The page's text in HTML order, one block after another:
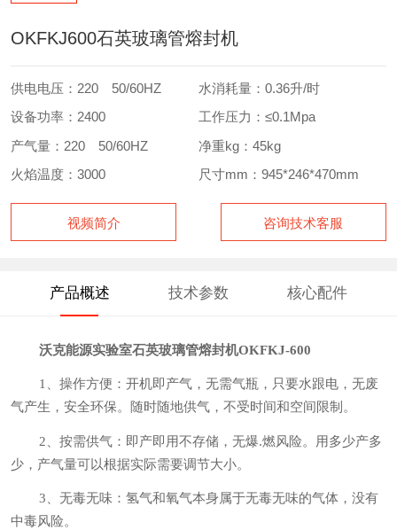
OKFKJ600石英玻璃管熔封机
供电电压： 220 50/60HZ 水消耗量： 0.36升/时
设备功率：2400 工作压力： ≤0.1Mpa
产气量： 220 50/60HZ 净重kg： 45kg
火焰温度：3000 尺寸mm： 945*246*470mm
视频简介 咨询技术客服
产品概述 技术参数 核心配件
沃克能源实验室石英玻璃管熔封机OKFKJ-600
1、操作方便：开机即产气，无需气瓶，只要水跟电，无废
气产生，安全环保。随时随地供气，不受时间和空间限制。
2、按需供气：即产即用不存储，无爆.燃风险。用多少产多
少，产气量可以根据实际需要调节大小。
3、无毒无味：氢气和氧气本身属于无毒无味的气体，没有
中毒风险。